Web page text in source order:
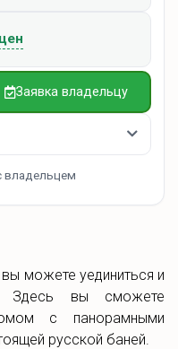
машиной.
с мебелью,
включено в
и горячая купель за
может отличаться.
Заявка владельцу
владельцем
можете уединиться и
Здесь вы сможете
с панорамными
русской баней.